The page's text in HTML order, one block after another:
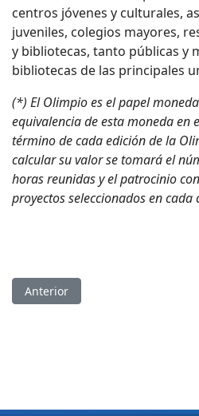
centros jóvenes y culturales,
juveniles, colegios mayores,
y bibliotecas, tanto públicas y
bibliotecas de las principales
(*) El Olimpio es el papel
equivalencia de esta moneda en
término de cada edición de la
calcular su valor se tomará el
horas reunidas y el patrocinio
proyectos seleccionados en cada
Artículo anterior: ¡Vuelve la
Anterior